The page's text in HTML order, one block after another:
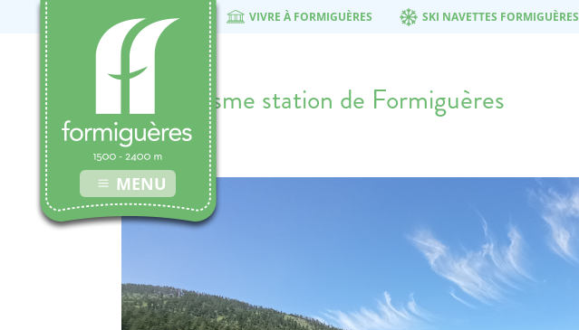
MENU
VIVRE À FORMIGUÈRES SKI NAVETTES FORMIGUÈRES
Pastoralisme station de Formiguères
30 juin 2021